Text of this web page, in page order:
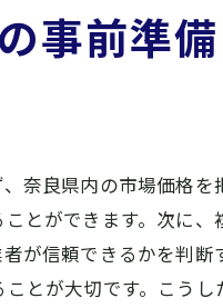
ムーズに取引を進める
フロー
意点
ップ
策
事前準備
奈良県内の市場価格
とができます。次に
が信頼できるかを判
とが大切です。こう